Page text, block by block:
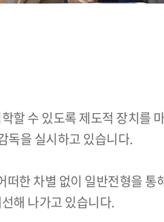
할 수 있도록 제도적 장치
독을 실시하고 있습니다.
한 차별 없이 일반전형을
해 나가고 있습니다.